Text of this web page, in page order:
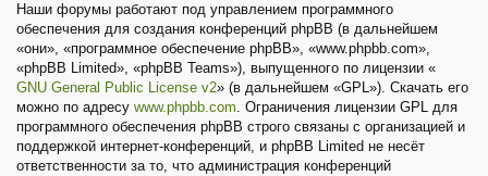
Наши форумы работают под управлением программного
обеспечения для создания конференций phpBB (в дальнейшем
«они», «программное обеспечение phpBB», «www.phpbb.com»,
«phpBB Limited», «phpBB Teams»), выпущенного по лицензии «
GNU General Public License v2» (в дальнейшем «GPL»). Скачать его
можно по адресу www.phpbb.com. Ограничения лицензии GPL для
программного обеспечения phpBB строго связаны с организацией и
поддержкой интернет-конференций, и phpBB Limited не несёт
ответственности за то, что администрация конференций